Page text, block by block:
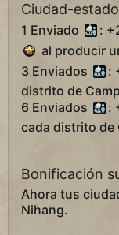
Ciudad-
1 Enviado :
al producir
3 Enviados
:
distrito de
6 Enviados
:
cada distrito de
Bonificación
Ahora tus
Nihang.